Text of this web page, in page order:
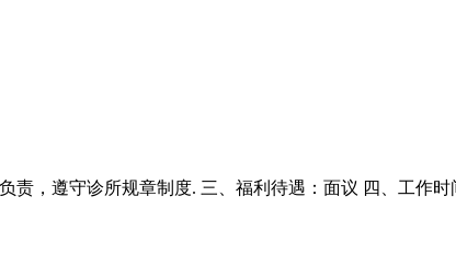
，遵守诊所规章制度. 三、福利待遇：面议 四、工作